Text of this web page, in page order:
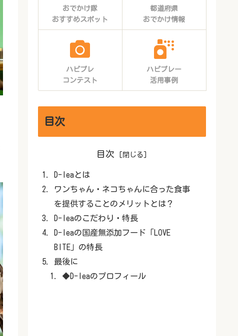
おでかけ隊
おすすめスポット
都道府県
おでかけ情報
ハピプレ
コンテスト
ハピプレー
活用事例
目次
目次
D-leaとは
ワンちゃん・ネコちゃんに合った食事
を提供することのメリットとは？
D-leaのこだわり・特長
D-leaの国産無添加フード「LOVE
BITE」の特長
最後に
◆D-leaのプロフィール